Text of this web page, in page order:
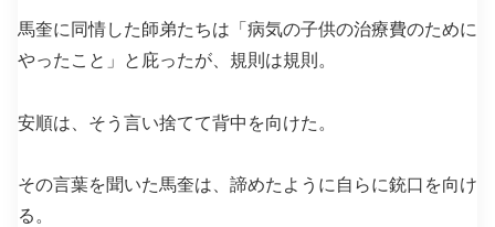
馬奎に同情した師弟たちは「病気の子供の治療費のために
やったこと」と庇ったが、規則は規則。
安順は、そう言い捨てて背中を向けた。
その言葉を聞いた馬奎は、諦めたように自らに銃口を向け
る。